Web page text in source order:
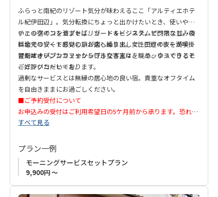
ふらっと南紀のリゾート気分が味わえるここ「アルティエホテ
ル紀伊田辺」。気分転換にちょっと出かけたいとき、使いやす
いこの宿のコンセプトはリゾート＆ビジネス。ビジネス並みの
料金でリゾート感覚の旅が楽しめます。女性デザイナーが手掛
けたオープンカフェやシンプルな客室は、リラックスできると
ご好評いただいております。
チェックインを済ませば、カードキーシステムで門限なし。夜
は地元の安くておいしいお店へ繰り出して、田辺の夜を満喫し
てください。
翌朝はオープンカフェから行き交う人々を眺め、ゆっくりとモ
ーニングコーヒーを。
過剰なサービスとは無縁の居心地の良い宿。貴重なオフタイム
を自由きままにお過ごしください。
■ご予約受付について
お申込みの受付はご利用希望日の5ケ月前から承ります。恐れ入
りますが、事前受付はいたしかねますので、ご利用希望日の5ケ
★ご注意
当館は荷物のお預かり、荷物搬送の対応は不可となっておりま
す。
すべて見る
プラン一例
モーニングサービスセットプラン
9,900円 ～